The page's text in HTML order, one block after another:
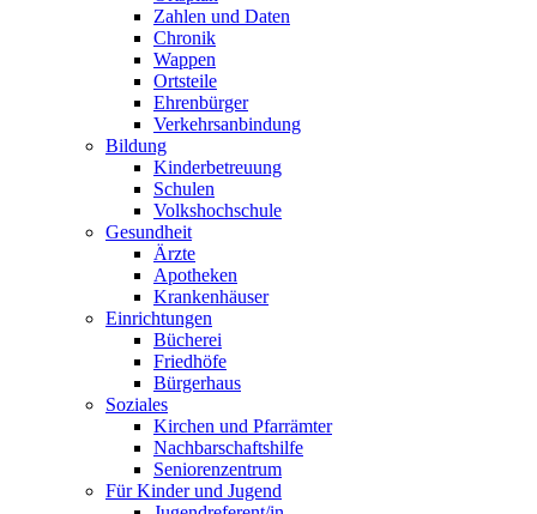
Zahlen und Daten
Chronik
Wappen
Ortsteile
Ehrenbürger
Verkehrsanbindung
Bildung
Kinderbetreuung
Schulen
Volkshochschule
Gesundheit
Ärzte
Apotheken
Krankenhäuser
Einrichtungen
Bücherei
Friedhöfe
Bürgerhaus
Soziales
Kirchen und Pfarrämter
Nachbarschaftshilfe
Seniorenzentrum
Für Kinder und Jugend